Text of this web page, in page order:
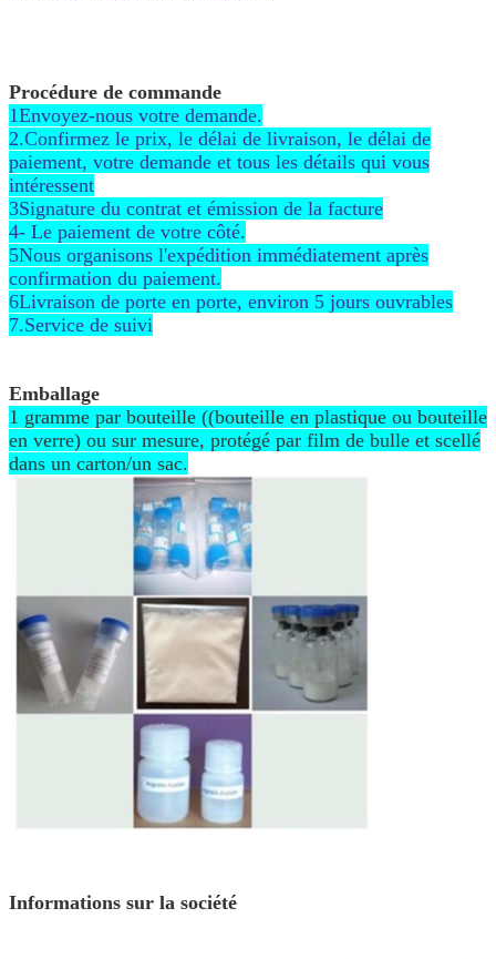
Procédure de commande
1Envoyez-nous votre demande.
2.Confirmez le prix, le délai de livraison, le délai de
paiement, votre demande et tous les détails qui vous
intéressent
3Signature du contrat et émission de la facture
4- Le paiement de votre côté.
5Nous organisons l'expédition immédiatement après
confirmation du paiement.
6Livraison de porte en porte, environ 5 jours ouvrables
7.Service de suivi
Emballage
1 gramme par bouteille ((bouteille en plastique ou bouteille
en verre) ou sur mesure, protégé par film de bulle et scellé
dans un carton/un sac.
Informations sur la société